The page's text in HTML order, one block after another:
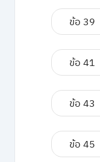
ข้อ 39
ข้อ 41
ข้อ 43
ข้อ 45